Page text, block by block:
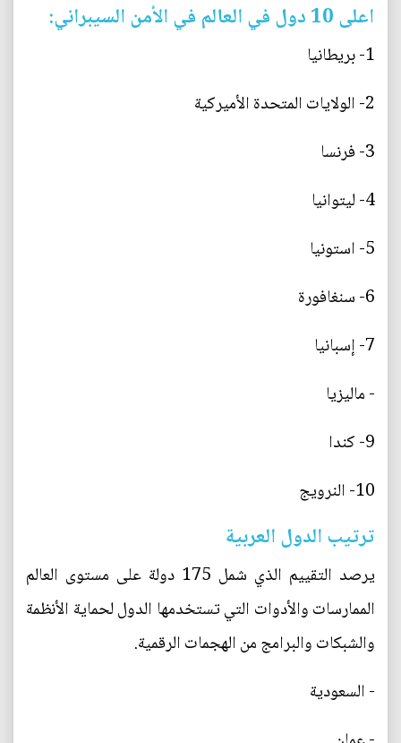
اعلى 10 دول في العالم في الأمن السيبراني:
1- بريطانيا
2- الولايات المتحدة الأميركية
3- فرنسا
4- ليتوانيا
5- استونيا
6- سنغافورة
7- إسبانيا
- ماليزيا
9- كندا
10- النرويج
ترتيب الدول العربية
يرصد التقييم الذي شمل 175 دولة على مستوى العالم
الممارسات والأدوات التي تستخدمها الدول لحماية الأنظمة
والشبكات والبرامج من الهجمات الرقمية.
- السعودية